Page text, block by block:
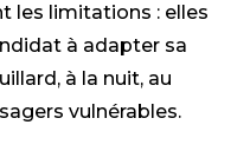
les limitations : elles
à adapter sa
à la nuit, au
vulnérables.